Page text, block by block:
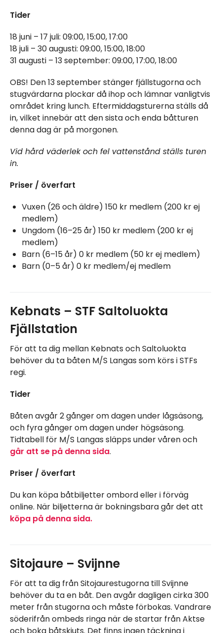
Tider
18 juni – 17 juli: 09:00, 15:00, 17:00
18 juli – 30 augusti: 09:00, 15:00, 18:00
31 augusti – 13 september: 09:00, 17:00, 18:00
OBS! Den 13 september stänger fjällstugorna och
stugvärdarna plockar då ihop och lämnar vanligtvis
området kring lunch. Eftermiddagsturerna ställs då
in, vilket innebär att den sista och enda båtturen
denna dag är på morgonen.
Vid hård väderlek och fel vattenstånd ställs turen
in.
Priser / överfart
Vuxen (26 och äldre) 150 kr medlem (200 kr ej
medlem)
Ungdom (16–25 år) 150 kr medlem (200 kr ej
medlem)
Barn (6–15 år) 0 kr medlem (50 kr ej medlem)
Barn (0–5 år) 0 kr medlem/ej medlem
Kebnats – STF Saltoluokta
Fjällstation
För att ta dig mellan Kebnats och Saltoluokta
behöver du ta båten M/S Langas som körs i STFs
regi.
Tider
Båten avgår 2 gånger om dagen under lågsäsong,
och fyra gånger om dagen under högsäsong.
Tidtabell för M/S Langas släpps under våren och
går att se på denna sida.
Priser / överfart
Du kan köpa båtbiljetter ombord eller i förväg
online. När biljetterna är bokningsbara går det att
köpa på denna sida.
Sitojaure – Svijnne
För att ta dig från Sitojaurestugorna till Svijnne
behöver du ta en båt. Den avgår dagligen cirka 300
meter från stugorna och måste förbokas. Vandrare
söderifrån ombeds ringa när de startar från Aktse